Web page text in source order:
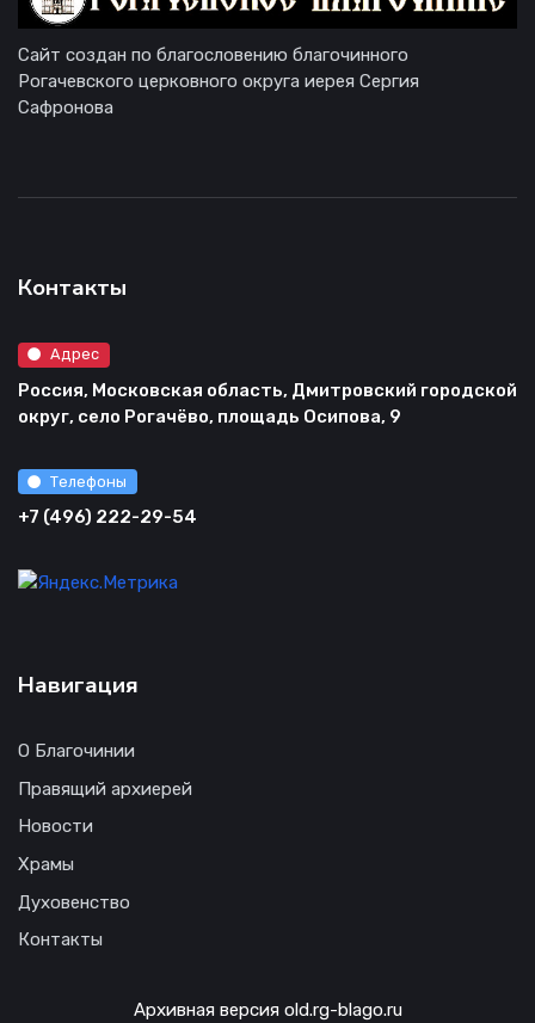
Сайт создан по благословению благочинного
Рогачевского церковного округа иерея Сергия
Сафронова
Контакты
Адрес
Россия, Московская область, Дмитровский городской
округ, село Рогачёво, площадь Осипова, 9
Телефоны
+7 (496) 222-29-54
Навигация
О Благочинии
Правящий архиерей
Новости
Храмы
Духовенство
Контакты
Архивная версия old.rg-blago.ru